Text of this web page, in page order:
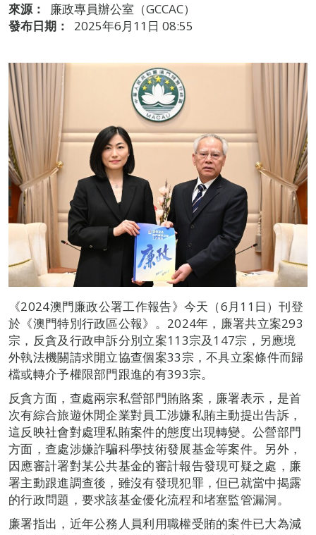
來源：
廉政專員辦公室（GCCAC）
發布日期：
2025年6月11日 08:55
《2024澳門廉政公署工作報告》今天（6月11日）刊登
於《澳門特別行政區公報》。2024年，廉署共立案293
宗，反貪及行政申訴分別立案113宗及147宗，另應境
外執法機關請求開立協查個案33宗，不具立案條件而歸
檔或轉介予權限部門跟進的有393宗。
反貪方面，查處兩宗私營部門賄賂案，廉署表示，是首
次有綜合旅遊休閒企業對員工涉嫌私賄主動提出告訴，
這反映社會對處理私賄案件的態度出現轉變。公營部門
方面，查處涉嫌詐騙科學技術發展基金等案件。另外，
因應審計署對某公共基金的審計報告發現可疑之處，廉
署主動跟進調查後，雖沒有發現犯罪，但已就當中揭露
的行政問題，要求該基金優化流程和堵塞監管漏洞。
廉署指出，近年公務人員利用職權受賄的案件已大為減